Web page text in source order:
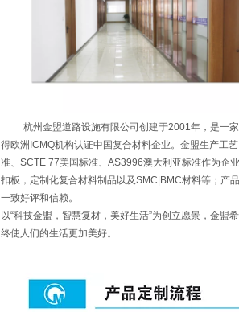
杭州金盟道路设施有限公司创建于2001年，是一
得欧洲ICMQ机构认证中国复合材料企业。金盟生产工
准、SCTE 77美国标准、AS3996澳大利亚标准作为企
扣板，定制化复合材料制品以及SMC|BMC材料等；产
一致好评和信赖。
以“科技金盟，智慧复材，美好生活”为创立愿景， 金盟
终使人们的生活更加美好。